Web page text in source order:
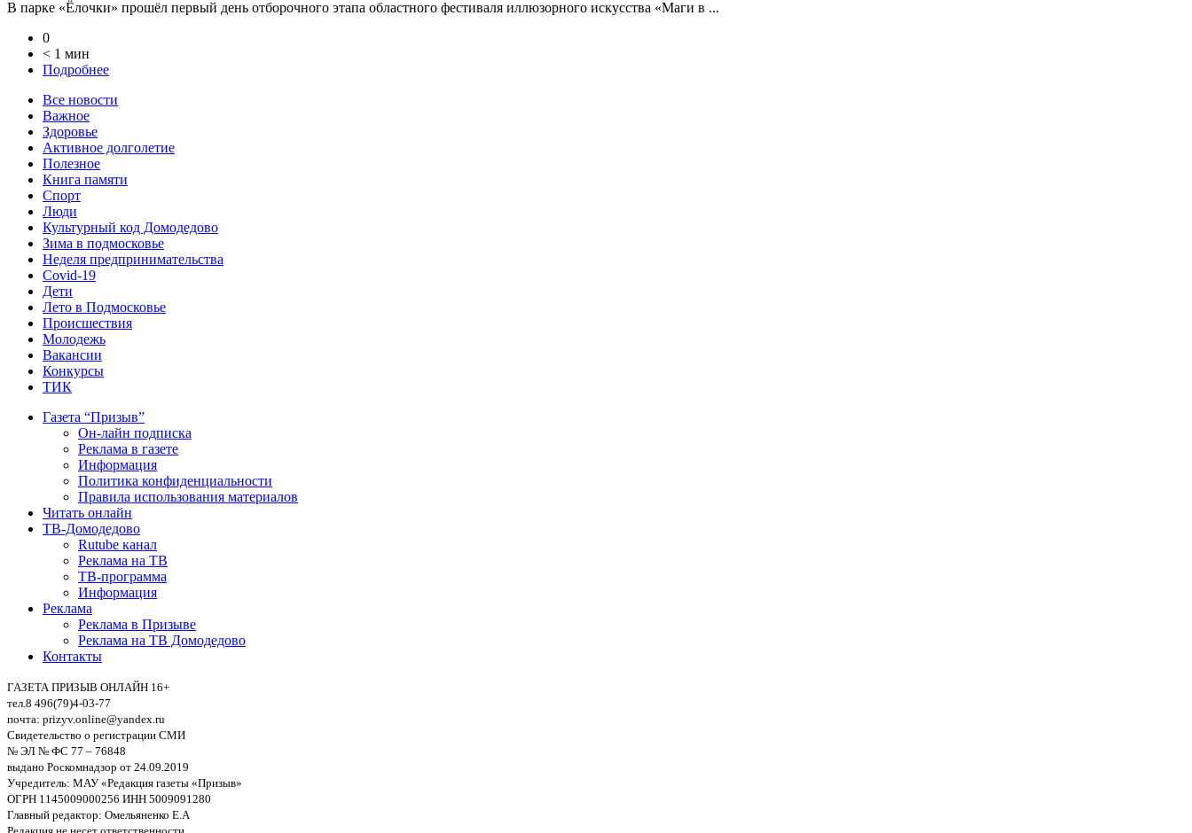
В парке «Ёлочки» прошёл первый день отборочного этапа областного фестиваля иллюзорного искусства «Маги в ...
0
< 1 мин
Подробнее
Все новости
Важное
Здоровье
Активное долголетие
Полезное
Книга памяти
Спорт
Люди
Культурный код Домодедово
Зима в подмосковье
Неделя предпринимательства
Covid-19
Дети
Лето в Подмосковье
Происшествия
Молодежь
Вакансии
Конкурсы
ТИК
Газета “Призыв”
Он-лайн подписка
Реклама в газете
Информация
Политика конфиденциальности
Правила использования материалов
Читать онлайн
ТВ-Домодедово
Rutube канал
Реклама на ТВ
ТВ-программа
Информация
Реклама
Реклама в Призыве
Реклама на ТВ Домодедово
Контакты
ГАЗЕТА ПРИЗЫВ ОНЛАЙН 16+
тел.8 496(79)4-03-77
почта: prizyv.online@yandex.ru
Свидетельство о регистрации СМИ
№ ЭЛ № ФС 77 – 76848
выдано Роскомнадзор от 24.09.2019
Учредитель: МАУ «Редакция газеты «Призыв»
ОГРН 1145009000256 ИНН 5009091280
Главный редактор: Омельяненко Е.А